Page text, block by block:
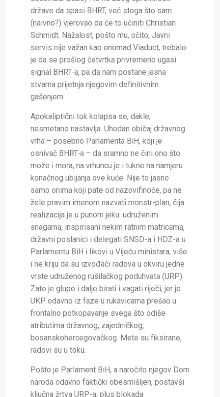
države da spasi BHRT, već stoga što sam
(naivno?) vjerovao da će to učiniti Christian
Schmidt. Nažalost, pošto mu, očito, Javni
servis nije važan kao onomad Viaduct, trebalo
je da se prošlog četvrtka privremeno ugasi
signal BHRT-a, pa da nam postane jasna
stvarna prijetnja njegovim definitivnim
gašenjem.
Apokaliptični tok kolapsa se, dakle,
nesmetano nastavlja. Uhodan običaj državnog
vrha – posebno Parlamenta BiH, koji je
osnivač BHRT-a – da sramno ne čini ono što
može i mora, na vrhuncu je i tukne na namjeru
konačnog ubijanja ove kuće. Nije to jasno
samo onima koji pate od nazovifinoće, pa ne
žele pravim imenom nazvati monstr-plan, čija
realizacija je u punom jeku: udruženim
snagama, inspirisani nekim ratnim matricama,
državni poslanici i delegati SNSD-a i HDZ-a u
Parlamentu BiH i likovi u Vijeću ministara, više
i ne kriju da su izvođači radova u okviru jedne
vrste udruženog rušilačkog poduhvata (URP).
Zato je glupo i dalje birati i vagati riječi, jer je
UKP odavno iz faze u rukavicama prešao u
frontalno potkopavanje svega što odiše
atributima državnog, zajedničkog,
bosanskohercegovačkog. Mete su fiksirane,
radovi su u toku.
Pošto je Parlament BiH, a naročito njegov Dom
naroda odavno faktički obesmišljen, postavši
ključna žrtva URP-a, plus blokada